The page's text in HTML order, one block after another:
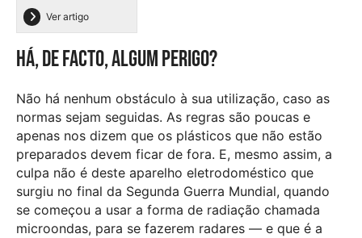
Ver artigo
Há, de facto, algum perigo?
Não há nenhum obstáculo à sua utilização, caso as
normas sejam seguidas. As regras são poucas e
apenas nos dizem que os plásticos que não estão
preparados devem ficar de fora. E, mesmo assim, a
culpa não é deste aparelho eletrodoméstico que
surgiu no final da Segunda Guerra Mundial, quando
se começou a usar a forma de radiação chamada
microondas, para se fazerem radares — e que é a